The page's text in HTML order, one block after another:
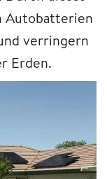
Autobatterien
verringern
Erden.